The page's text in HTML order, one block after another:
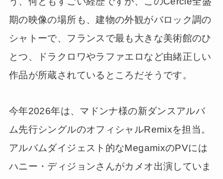
期の映像の場所も、建物の外観がバロック調の
シャトーで、フランスで最も大きな美術館のひ
とつ、ドラクロワやラファエロなど由緒正しい
作品が所蔵されているところだそうです。
今年2026年は、マドンナ様の新ダンスアルバ
ム先行シングルのオフィシャルRemixを担当。
アルバムダイジェスト的なMegamixのPVには
ハニー・ディジョンさんがカメオ出演していま